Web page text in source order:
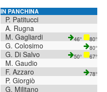
IN PANCHINA
P. Patitucci
A. Rugna
M. Gagliardi
46° 80°
G. Colosimo 80°
G. Di Salvo 50° 67°
M. Gaudio
F. Azzaro
78°
P. Giorgiò
G. Militano